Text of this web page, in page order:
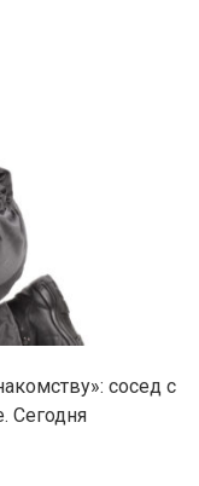
сосед с
Сегодня